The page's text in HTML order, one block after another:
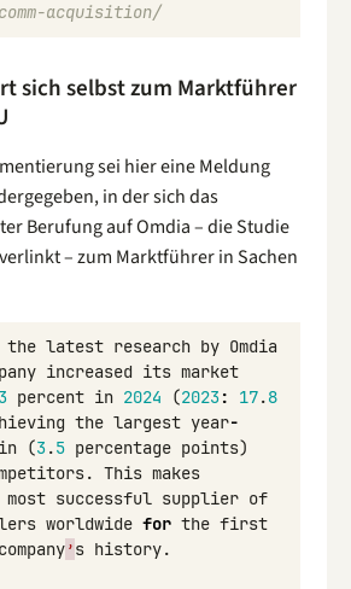
acquisition/
sich selbst zum Marktführer
sei hier eine Meldung
in der sich das
Berufung auf Omdia – die Studie
– zum Marktführer in Sachen
the latest research by Omdia
increased its market
3 percent in 2024 (2023: 17.8
the largest year-
(3.5 percentage points)
. This makes
most successful supplier of
worldwide for the first
company’s history.